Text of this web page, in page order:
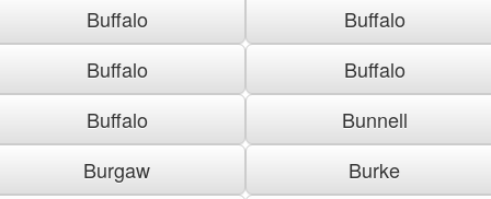
Buffalo
Buffalo
Buffalo
Buffalo
Buffalo
Bunnell
Burgaw
Burke